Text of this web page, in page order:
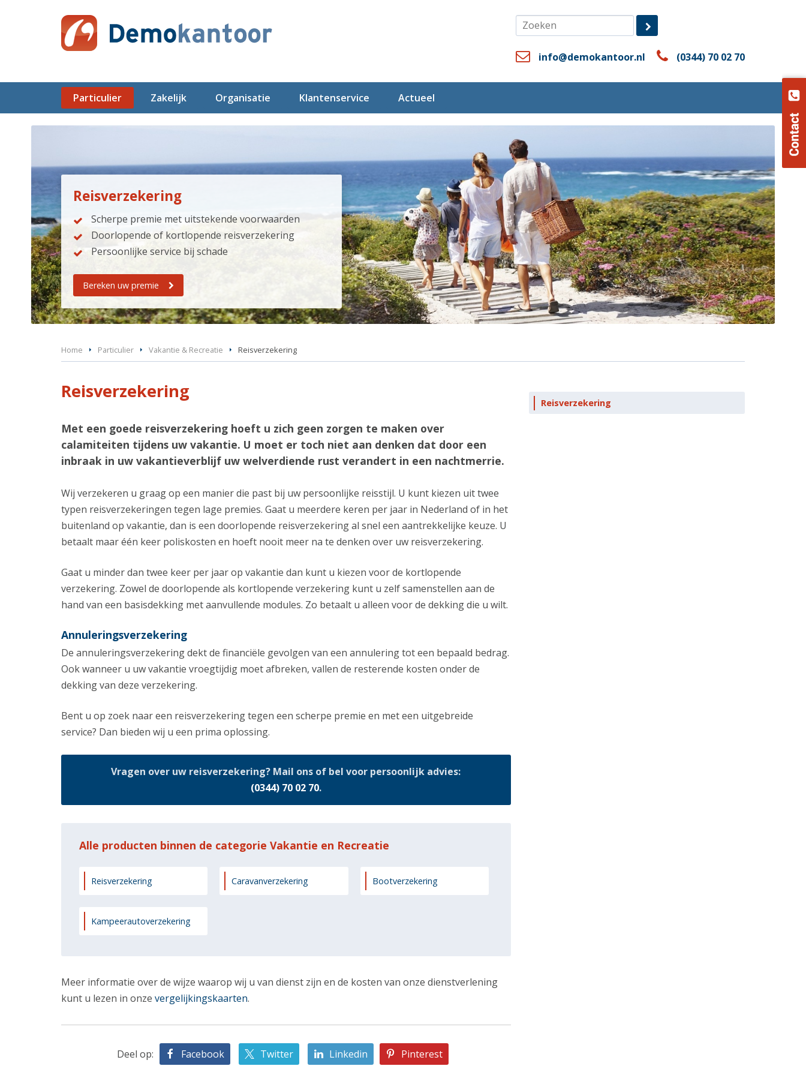
info@demokantoor.nl (0344) 70 02 70
Particulier Zakelijk Organisatie Klantenservice Actueel
Reisverzekering
Scherpe premie met uitstekende voorwaarden
Doorlopende of kortlopende reisverzekering
Persoonlijke service bij schade
Bereken uw premie
Home Particulier Vakantie & Recreatie Reisverzekering
Reisverzekering
Met een goede reisverzekering hoeft u zich geen zorgen te maken over
calamiteiten tijdens uw vakantie. U moet er toch niet aan denken dat door een
inbraak in uw vakantieverblijf uw welverdiende rust verandert in een nachtmerrie.
Wij verzekeren u graag op een manier die past bij uw persoonlijke reisstijl. U kunt kiezen uit twee
typen reisverzekeringen tegen lage premies. Gaat u meerdere keren per jaar in Nederland of in het
buitenland op vakantie, dan is een doorlopende reisverzekering al snel een aantrekkelijke keuze. U
betaalt maar één keer poliskosten en hoeft nooit meer na te denken over uw reisverzekering.
Gaat u minder dan twee keer per jaar op vakantie dan kunt u kiezen voor de kortlopende
verzekering. Zowel de doorlopende als kortlopende verzekering kunt u zelf samenstellen aan de
hand van een basisdekking met aanvullende modules. Zo betaalt u alleen voor de dekking die u wilt.
Annuleringsverzekering
De annuleringsverzekering dekt de financiële gevolgen van een annulering tot een bepaald bedrag.
Ook wanneer u uw vakantie vroegtijdig moet afbreken, vallen de resterende kosten onder de
dekking van deze verzekering.
Bent u op zoek naar een reisverzekering tegen een scherpe premie en met een uitgebreide
service? Dan bieden wij u een prima oplossing.
Vragen over uw reisverzekering? Mail ons of bel voor persoonlijk advies:
(0344) 70 02 70.
Alle producten binnen de categorie Vakantie en Recreatie
Reisverzekering Caravanverzekering Bootverzekering
Kampeerautoverzekering
Meer informatie over de wijze waarop wij u van dienst zijn en de kosten van onze dienstverlening
kunt u lezen in onze vergelijkingskaarten.
Deel op: Facebook Twitter Linkedin Pinterest
Reisverzekering